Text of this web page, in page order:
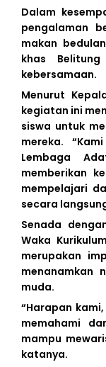
Dalam
pengalaman
makan
khas
kebersamaan.
Menurut
kegiatan ini
siswa untuk
mereka.
Lembaga
memberikan
mempelajari
secara
Senada
Waka
merupakan
menanamkan
muda.
“Harapan
memahami
mampu
katanya.